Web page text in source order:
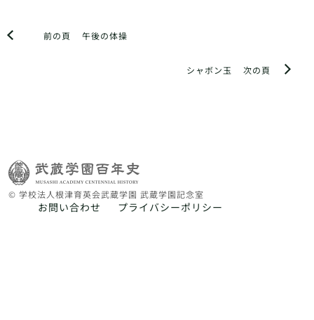
前の頁 午後の体操
次の頁
シャボン玉
© 学校法人根津育英会武蔵学園 武蔵学園記念室
お問い合わせ プライバシーポリシー